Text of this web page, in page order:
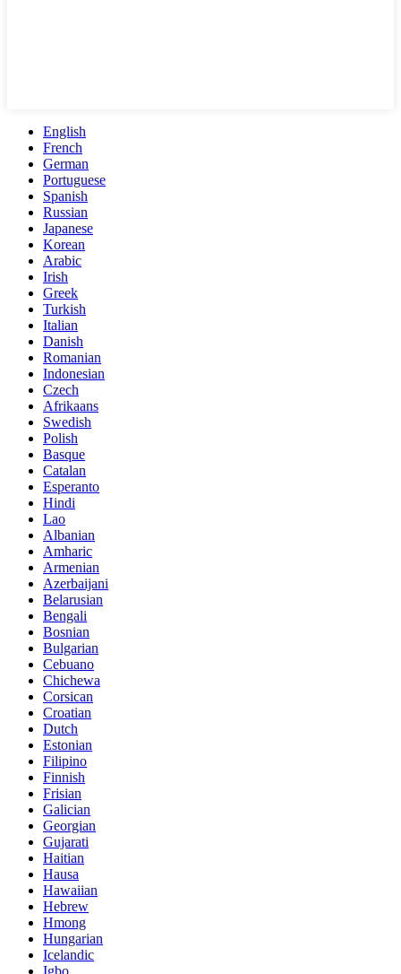
English
French
German
Portuguese
Spanish
Russian
Japanese
Korean
Arabic
Irish
Greek
Turkish
Italian
Danish
Romanian
Indonesian
Czech
Afrikaans
Swedish
Polish
Basque
Catalan
Esperanto
Hindi
Lao
Albanian
Amharic
Armenian
Azerbaijani
Belarusian
Bengali
Bosnian
Bulgarian
Cebuano
Chichewa
Corsican
Croatian
Dutch
Estonian
Filipino
Finnish
Frisian
Galician
Georgian
Gujarati
Haitian
Hausa
Hawaiian
Hebrew
Hmong
Hungarian
Icelandic
Igbo